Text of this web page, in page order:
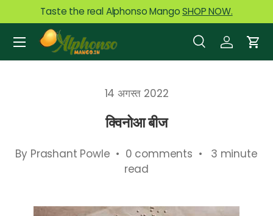
Skip to content
Taste the real Alphonso MangoSHOP NOW.
Search
Product type
SearchLog in
Menu
14 अगस्त 2022
क्विनोआ बीज
By Prashant Powle • 0 comments • 3 minute
read